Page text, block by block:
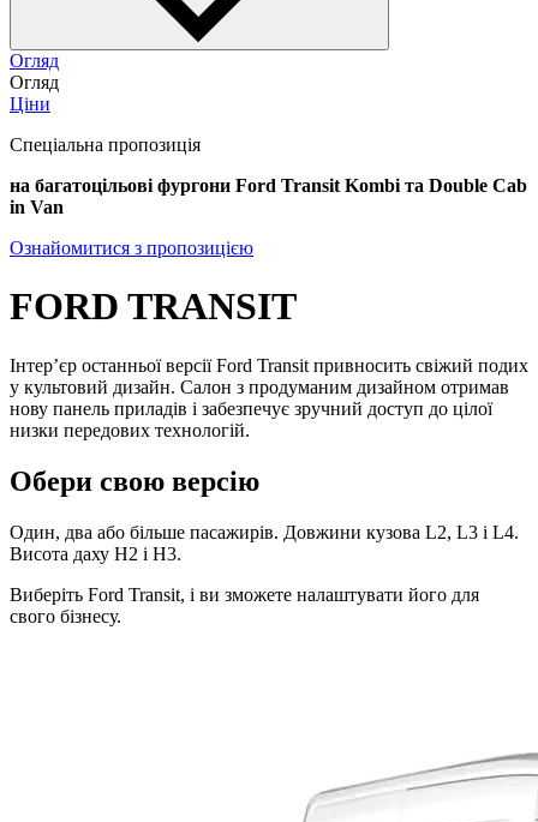
Огляд
Огляд
Ціни
Спеціальна пропозиція
на багатоцільові фургони Ford Transit Kombi та Double Cab
in Van
Ознайомитися з пропозицією
FORD TRANSIT
Інтер’єр останньої версії Ford Transit привносить свіжий подих
у культовий дизайн. Салон з продуманим дизайном отримав
нову панель приладів і забезпечує зручний доступ до цілої
низки передових технологій.
Обери свою версію
Один, два або більше пасажирів. Довжини кузова L2, L3 і L4.
Висота даху H2 і H3.
Виберіть Ford Transit, і ви зможете налаштувати його для
свого бізнесу.